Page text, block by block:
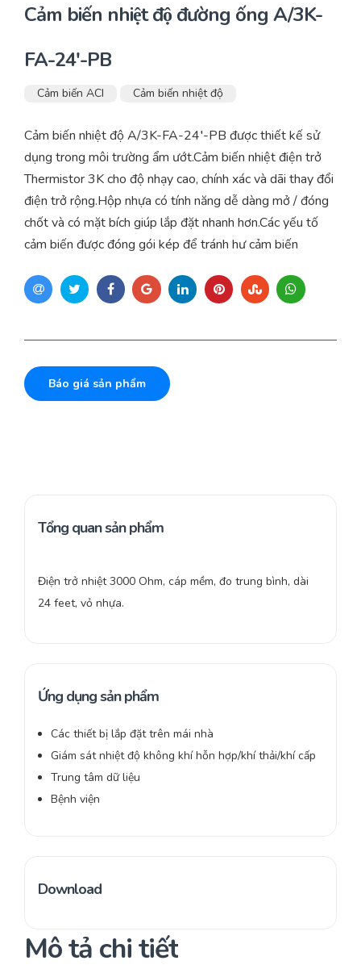
Cảm biến nhiệt độ đường ống A/3K-
FA-24′-PB
Cảm biến ACI Cảm biến nhiệt độ
Cảm biến nhiệt độ A/3K-FA-24′-PB được thiết kế sử
dụng trong môi trường ẩm ướt.Cảm biến nhiệt điện trở
Thermistor 3K cho độ nhạy cao, chính xác và dãi thay đổi
điện trở rộng.Hộp nhựa có tính năng dễ dàng mở / đóng
chốt và có mặt bích giúp lắp đặt nhanh hơn.Các yếu tố
cảm biến được đóng gói kép để tránh hư cảm biến
Báo giá sản phẩm
Tổng quan sản phẩm
Điện trở nhiệt 3000 Ohm, cáp mềm, đo trung bình, dài
24 feet, vỏ nhựa.
Ứng dụng sản phẩm
Các thiết bị lắp đặt trên mái nhà
Giám sát nhiệt độ không khí hỗn hợp/khí thải/khí cấp
Trung tâm dữ liệu
Bệnh viện
Download
Mô tả chi tiết